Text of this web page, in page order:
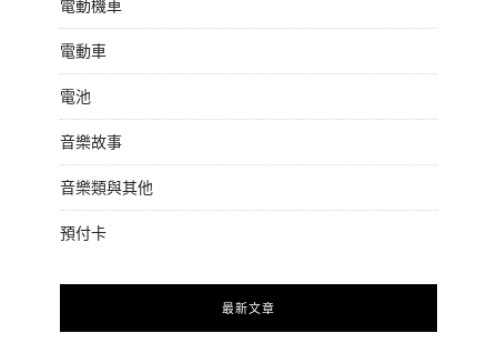
電動機車
電動車
電池
音樂故事
音樂類與其他
預付卡
最新文章